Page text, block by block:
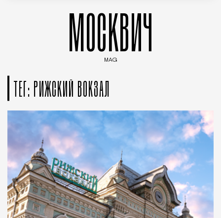
МОСКВИЧ
MAG
ТЕГ: РИЖСКИЙ ВОКЗАЛ